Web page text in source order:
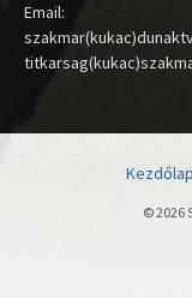
Email:
Kezdőlap
© 2026